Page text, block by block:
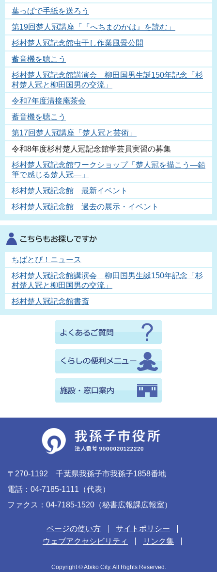
葉っぱで手紙を送ろう
第19回楚人冠講座「『へちまのかは』を読む」
杉村楚人冠記念館虫干し作業風景公開
蓄音機を聴こう
杉村楚人冠記念館講演会 柳田国男生誕150年記念「杉
村楚人冠と柳田国男の交流」
令和7年度清接庵茶会
蓄音機を聴こう
第17回楚人冠講座「楚人冠と芸術」
令和8年度杉村楚人冠記念館学芸員実習の募集
杉村楚人冠記念館ワークショップ「楚人冠を描こう―鉛
筆で感じる楚人冠―」
杉村楚人冠記念館 最新イベント
杉村楚人冠記念館 過去の展示・イベント
ちばとぴ！ニュース
杉村楚人冠記念館講演会 柳田国男生誕150年記念「杉
村楚人冠と柳田国男の交流」
杉村楚人冠記念館書斎
〒270-1192 千葉県我孫子市我孫子1858番地
電話：04-7185-1111（代表）
ファクス：04-7185-1520（秘書広報課広報室）
ページの使い方
サイトポリシー
ウェブアクセシビリティ
リンク集
Copyright © Abiko City. All Rights Reserved.